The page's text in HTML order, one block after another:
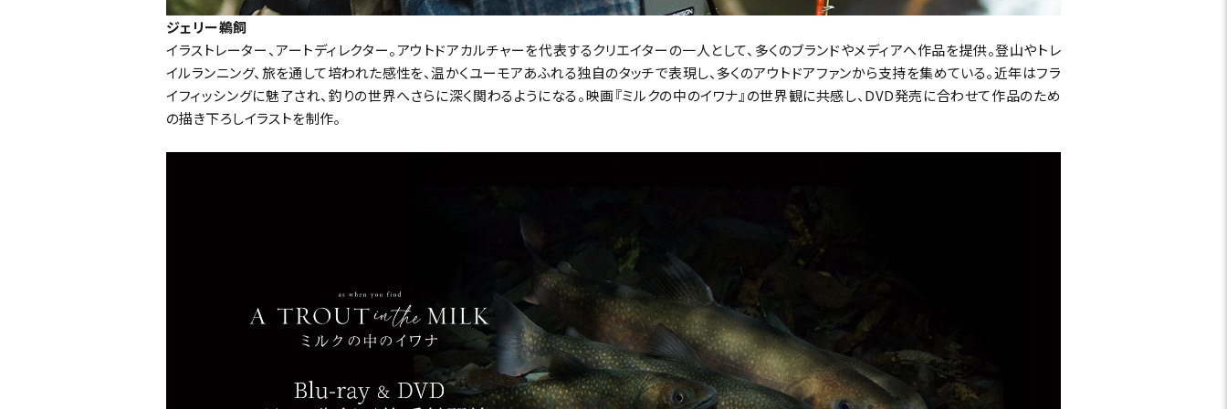
ジェリー鵜飼
イラストレーター、アートディレクター。アウトドアカルチャーを代表するクリエイターの一人として、多くのブランドやメディアへ作品を提供。登山やトレ
イルランニング、旅を通して培われた感性を、温かくユーモアあふれる独自のタッチで表現し、多くのアウトドアファンから支持を集めている。近年はフラ
イフィッシングに魅了され、釣りの世界へさらに深く関わるようになる。映画『ミルクの中のイワナ』の世界観に共感し、DVD発売に合わせて作品のため
の描き下ろしイラストを制作。